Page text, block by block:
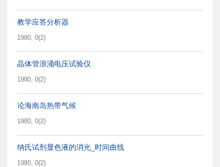
教学应答分析器
1980, 0(2)
晶体管浪涌电压试验仪
1980, 0(2)
论海南岛热带气候
1980, 0(2)
纳氏试剂显色液的消光_时间曲线
1980, 0(2)